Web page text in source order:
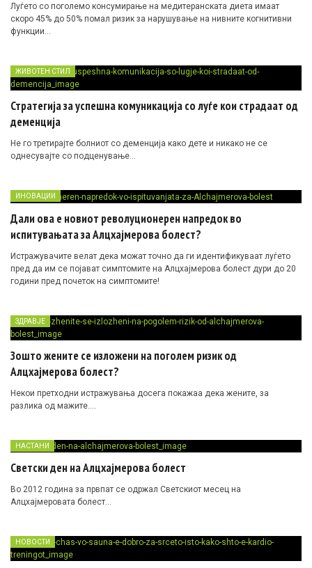
Луѓето со поголемо консумирање на медитеранската диета имаат
скоро 45% до 50% помал ризик за нарушување на нивните когнитивни
функции…
ЖИВОТЕН СТИЛ
Стратегија за успешна комуникација со луѓе кои страдаат од
деменција
Не го третирајте болниот со деменција како дете и никако не се
однесувајте со подценување…
ИНОВАЦИИ
Дали ова е новиот револуционерен напредок во
испитувањата за Алцхајмерова болест?
Истражувачите велат дека можат точно да ги идентификуваат луѓето
пред да им се појават симптомите на Алцхајмерова болест дури до 20
години пред почеток на симптомите!
ЗДРАВЈЕ
Зошто жените се изложени на поголем ризик од
Алцхајмерова болест?
Некои претходни истражувања досега покажаа дека жените, за
разлика од мажите….
НАСТАНИ
Светски ден на Алцхајмерова болест
Во 2012 година за првпат се одржал Светскиот месец на
Алцхајмеровата болест…
НОВОСТИ